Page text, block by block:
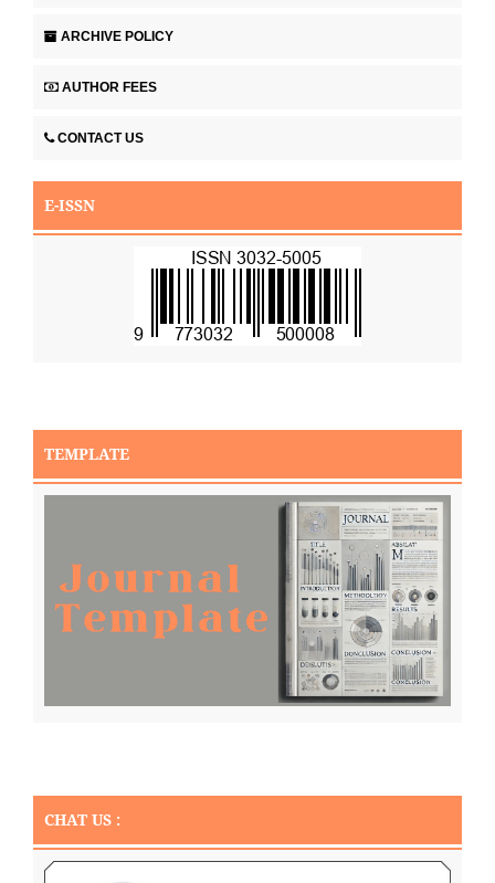
ARCHIVE POLICY
AUTHOR FEES
CONTACT US
E-ISSN
TEMPLATE
CHAT US :